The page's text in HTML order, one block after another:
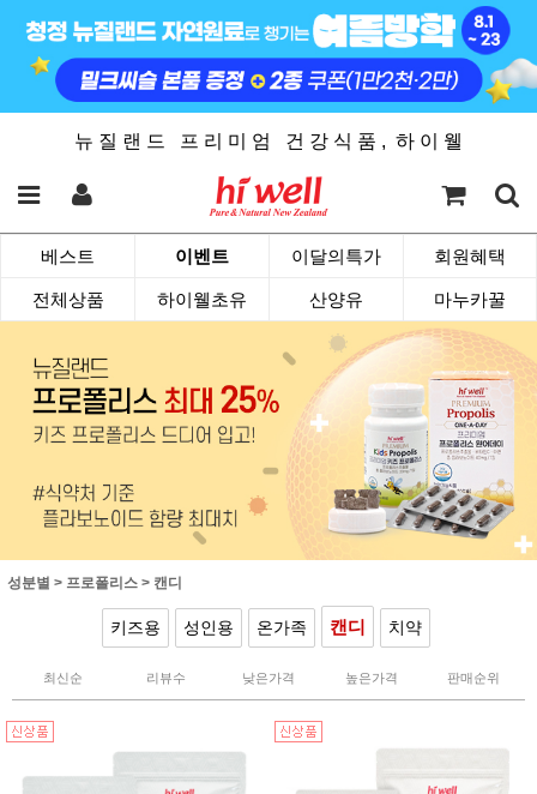
뉴 질 랜 드 프 리 미 엄 건 강 식 품 , 하 이 웰
베스트 이벤트 이달의특가 회원혜택
전체상품 하이웰초유 산양유 마누카꿀
성분별 > 프로폴리스 > 캔디
키즈용 성인용 온가족 캔디 치약
최신순 리뷰수 낮은가격 높은가격 판매순위